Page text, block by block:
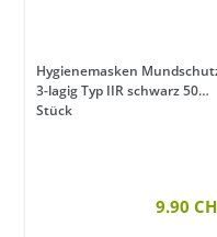
Hygienemasken
3-lagig Typ IIR schwarz 50
Stück
9.90